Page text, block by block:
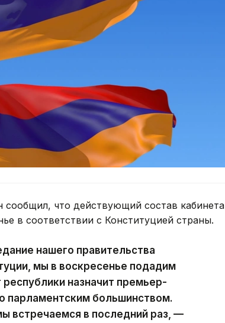
что действующий состав кабинета
в соответствии с Конституцией страны.
нашего правительства
мы в воскресенье подадим
республики назначит премьер-
парламентским большинством.
встречаемся в последний раз, —